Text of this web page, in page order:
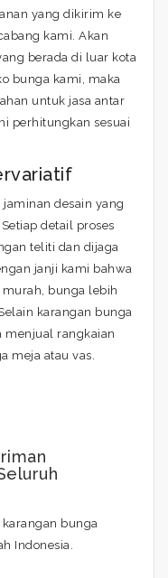
yang dikirim ke
kami. Akan
berada di luar kota
bunga kami, maka
untuk jasa antar
perhitungkan sesuai
desain yang
detail proses
teliti dan dijaga
janji kami bahwa
bunga lebih
karangan bunga
menjual rangkaian
meja atau vas.
bunga
Indonesia.